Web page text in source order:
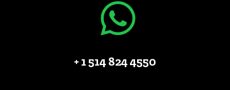
4550 824 514 1 +